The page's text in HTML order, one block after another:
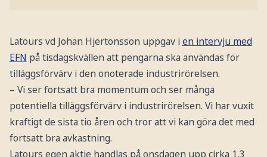
Latours vd Johan Hjertonsson uppgav i en intervju med
EFN på tisdagskvällen att pengarna ska användas för
tilläggsförvärv i den onoterade industrirörelsen.
– Vi ser fortsatt bra momentum och ser många
potentiella tilläggsförvärv i industrirörelsen. Vi har vuxit
kraftigt de sista tio åren och tror att vi kan göra det med
fortsatt bra avkastning.
Latours egen aktie handlas på onsdagen upp cirka 1,3